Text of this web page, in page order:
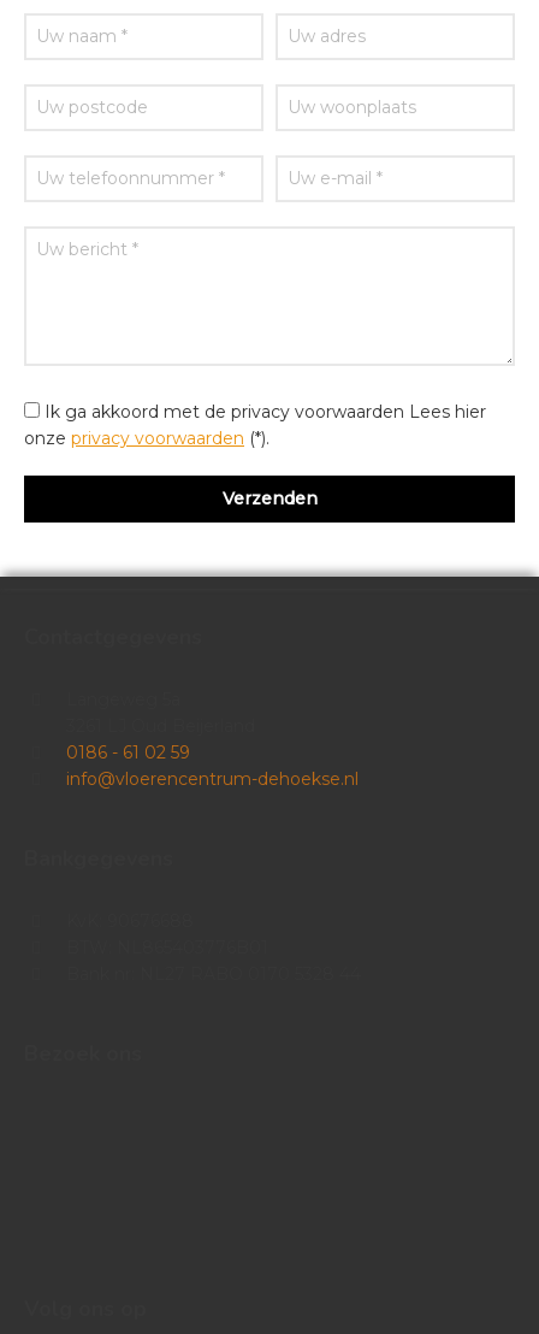
Ik ga akkoord met de privacy voorwaarden Lees hier
onze privacy voorwaarden (*).
0186 - 61 02 59
info@vloerencentrum-dehoekse.nl